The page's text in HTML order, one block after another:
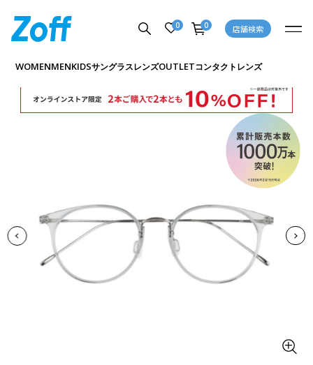
0 0 店舗検索
WOMENMENKIDSサングラスレンズOUTLETコンタクトレンズ
商品詳細ページへ